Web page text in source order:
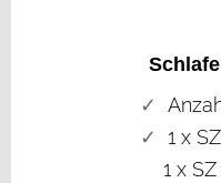
1 x
1 x